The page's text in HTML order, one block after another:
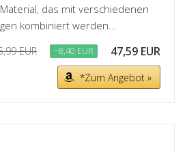
das mit verschiedenen
kombiniert werden...
EUR −8,40 EUR 47,59 EUR
*Zum Angebot »